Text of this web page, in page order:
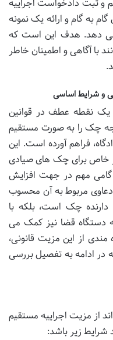
و ثبت دادخواست اجراییه
به گام و ارائه یک نمونه
می دهد. هدف این است که
با آگاهی و اطمینان خاطر
یک نقطه عطف در قوانین
چک را به صورت مستقیم
فراهم آورده است. این
سال ۱۳۹۷ به طور خاص برای چک های صیادی
مهم در جهت افزایش
مربوط به آن محسوب
دارنده چک است، بلکه با
دستگاه قضا نیز کمک می
مندی از این مزیت قانونی،
ادامه به تفصیل بررسی
از مزیت اجراییه مستقیم
شرایط زیر باشد: